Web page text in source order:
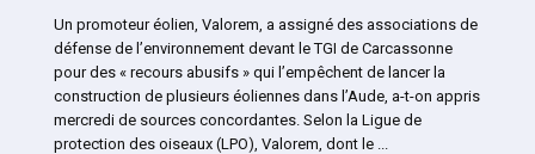
Un promoteur éolien, Valorem, a assigné des associations de
défense de l’environnement devant le TGI de Carcassonne
pour des « recours abusifs » qui l’empêchent de lancer la
construction de plusieurs éoliennes dans l’Aude, a-t-on appris
mercredi de sources concordantes. Selon la Ligue de
protection des oiseaux (LPO), Valorem, dont le ...